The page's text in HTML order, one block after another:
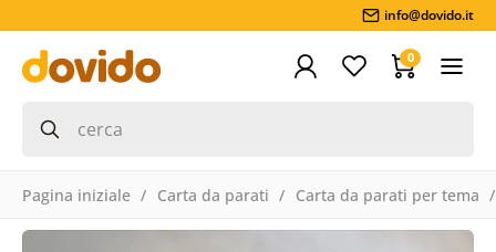
info@dovido.it
0
Pagina iniziale Carta da parati Carta da parati per tema